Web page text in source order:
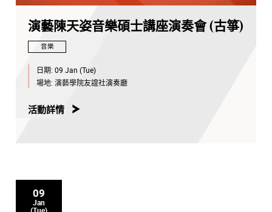
演藝陳天姿音樂碩士講座演奏會 (古箏)
音樂
日期: 09 Jan (Tue)
場地: 演藝學院友誼社演奏廳
活動詳情
09
Jan